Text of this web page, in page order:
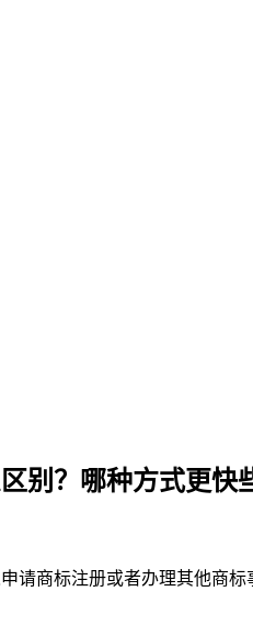
别？哪种方式更快
请商标注册或者办理其他商